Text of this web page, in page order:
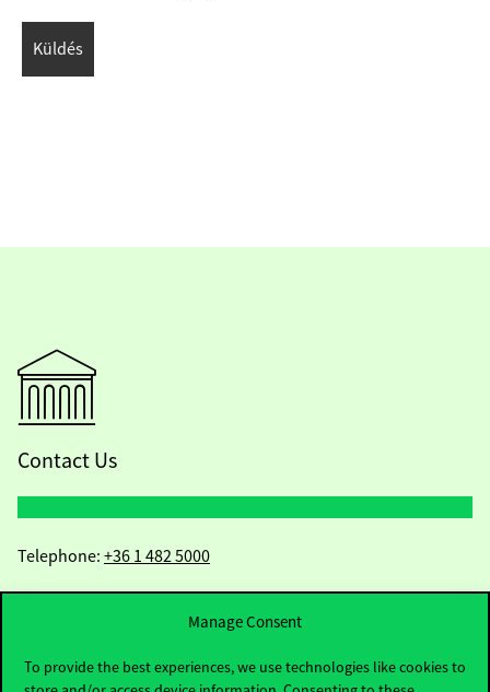
Manage Consent
To provide the best experiences, we use technologies like cookies to
Contact Us
Telephone: +36 1 482 5000
Academic Contacts